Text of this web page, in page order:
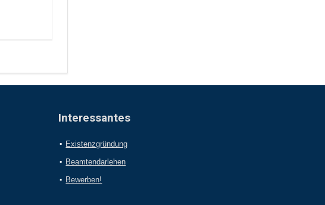
Interessantes
Existenzgründung
Beamtendarlehen
Bewerben!